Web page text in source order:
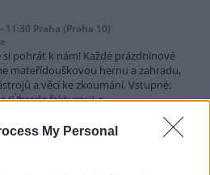
My Personal
11:30 Praha (Praha 10)
pohrát k nám! Každé prázdninové
mateřídouškovou hernu a zahradu,
a věcí ke zkoumání. Vstupné:
(Úhrada fakturou)
dvůr, Kubatova 32/1, Praha 10 – Hosti